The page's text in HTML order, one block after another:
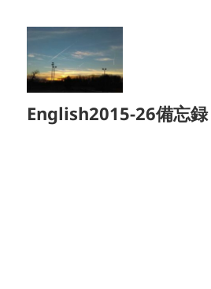
English2015-26備忘録